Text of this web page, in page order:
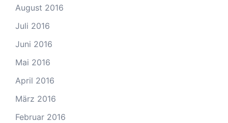
August 2016
Juli 2016
Juni 2016
Mai 2016
April 2016
März 2016
Februar 2016